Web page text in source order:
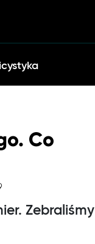
Co
Zebraliśmy